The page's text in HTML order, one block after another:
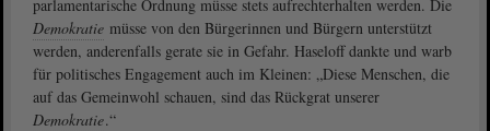
parlamentarische Ordnung müsse stets aufrechterhalten werden. Die
Demokratie müsse von den Bürgerinnen und Bürgern unterstützt
werden, anderenfalls gerate sie in Gefahr. Haseloff dankte und warb
für politisches Engagement auch im Kleinen: „Diese Menschen, die
auf das Gemeinwohl schauen, sind das Rückgrat unserer
Demokratie.“